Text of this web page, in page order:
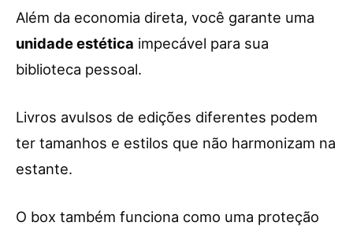
Além da economia direta, você garante uma
unidade estética impecável para sua
biblioteca pessoal.
Livros avulsos de edições diferentes podem
ter tamanhos e estilos que não harmonizam na
estante.
O box também funciona como uma proteção